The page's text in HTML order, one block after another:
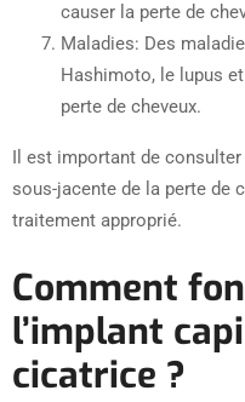
causer la perte de
Maladies: Des
Hashimoto, le lupus
perte de cheveux.
Il est important de
sous-jacente de la perte de
traitement approprié.
Comment
l’implant
cicatrice ?